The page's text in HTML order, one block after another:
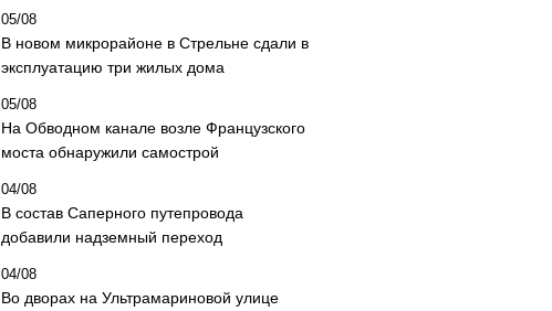
05/08
В новом микрорайоне в Стрельне сдали в
эксплуатацию три жилых дома
05/08
На Обводном канале возле Французского
моста обнаружили самострой
04/08
В состав Саперного путепровода
добавили надземный переход
04/08
Во дворах на Ультрамариновой улице